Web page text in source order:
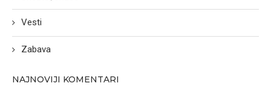
Vesti
Zabava
NAJNOVIJI KOMENTARI